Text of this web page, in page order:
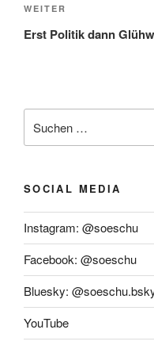
Nächster
Beitrag
WEITER
Erst Politik dann
nach:
SOCIAL MEDIA
Instagram: @soeschu
Facebook: @soeschu
Bluesky:
YouTube